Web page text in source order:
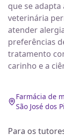
que se
veterinária
atender
preferências
tratamento
carinho e a
Farmácia de
São José dos
Para os